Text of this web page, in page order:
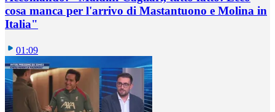
cosa manca per l'arrivo di Mastantuono e Molina in
Italia"
01:09